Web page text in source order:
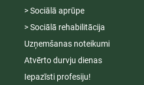
> Sociālā aprūpe
> Sociālā rehabilitācija
Uzņemšanas noteikumi
Atvērto durvju dienas
Iepazīsti profesiju!